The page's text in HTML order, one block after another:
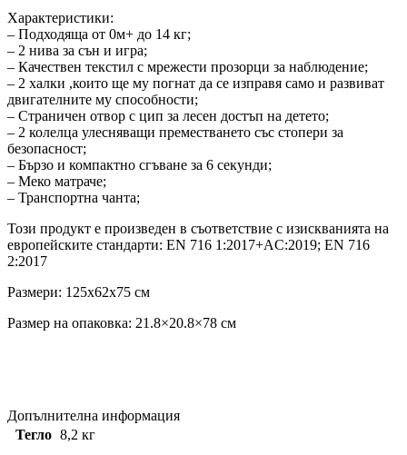
Характеристики:
– Подходяща от 0м+ до 14 кг;
– 2 нива за сън и игра;
– Качествен текстил с мрежести прозорци за наблюдение;
– 2 халки ,които ще му погнат да се изправя само и развиват
двигателните му способности;
– Страничен отвор с цип за лесен достъп на детето;
– 2 колелца улесняващи преместването със стопери за
безопасност;
– Бързо и компактно сгъване за 6 секунди;
– Меко матраче;
– Транспортна чанта;
Този продукт е произведен в съответствие с изискванията на
европейските стандарти: ЕN 716 1:2017+AC:2019; EN 716
2:2017
Размери: 125x62x75 см
Размер на опаковка: 21.8×20.8×78 см
Допълнителна информация
Тегло 8,2 кг